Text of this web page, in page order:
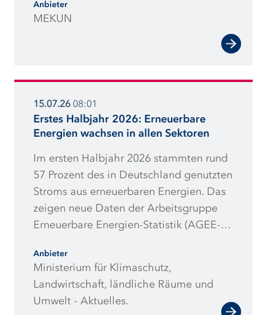
Anbieter
MEKUN
15.07.26 08:01
Erstes Halbjahr 2026: Erneuerbare
Energien wachsen in allen Sektoren
Im ersten Halbjahr 2026 stammten rund
57 Prozent des in Deutschland genutzten
Stroms aus erneuerbaren Energien. Das
zeigen neue Daten der Arbeitsgruppe
Erneuerbare Energien-Statistik (AGEE-
Prozent mehr Strom aus Wind-, Wasser-,
Sonnen- und Bioenergie gewonnen als
im Vorjahreszeitraum. Auch im
Gebäude- und im Verkehrssektor legten
Anbieter
Ministerium für Klimaschutz,
Landwirtschaft, ländliche Räume und
Umwelt - Aktuelles.